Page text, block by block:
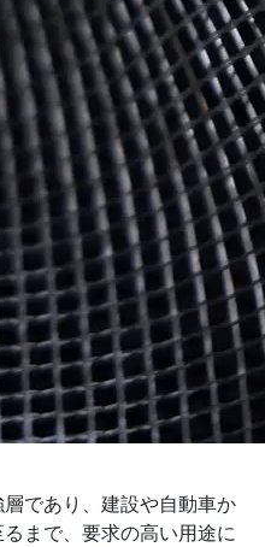
であり、建設や自動車か
まで、要求の高い用途に